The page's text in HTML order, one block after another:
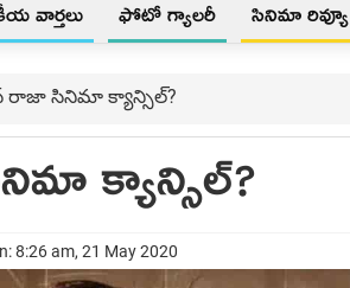
వార్తలు ఫోటో గ్యాలరీ సినిమా రివ్యూ
సినిమా క్యాన్సిల్?
క్యాన్సిల్?
8:26 am, 21 May 2020